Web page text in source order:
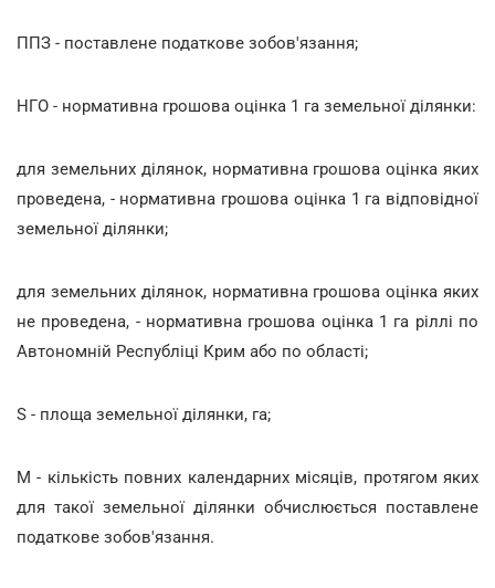
ППЗ - поставлене податкове зобов'язання;
НГО - нормативна грошова оцінка 1 га земельної ділянки:
для земельних ділянок, нормативна грошова оцінка яких
проведена, - нормативна грошова оцінка 1 га відповідної
земельної ділянки;
для земельних ділянок, нормативна грошова оцінка яких
не проведена, - нормативна грошова оцінка 1 га ріллі по
Автономній Республіці Крим або по області;
S - площа земельної ділянки, га;
М - кількість повних календарних місяців, протягом яких
для такої земельної ділянки обчислюється поставлене
податкове зобов'язання.